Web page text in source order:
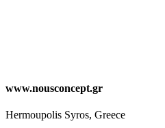
www.nousconcept.gr
Hermoupolis Syros, Greece